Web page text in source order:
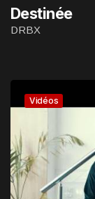
Destinée
DRBX
Vidéos